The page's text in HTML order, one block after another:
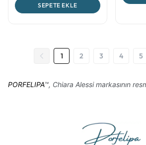
SEPETE EKLE
1 2 3 4 5
PORFELIPA™, Chiara Alessi markasının